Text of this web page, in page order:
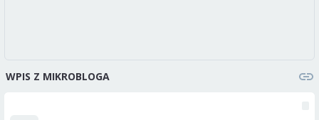
WPIS Z MIKROBLOGA